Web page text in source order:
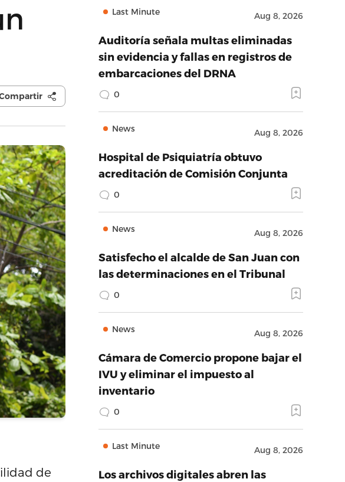
de
Last Minute Aug 8, 2026
Auditoría señala multas eliminadas
sin evidencia y fallas en registros de
embarcaciones del DRNA
0
News Aug 8, 2026
Hospital de Psiquiatría obtuvo
acreditación de Comisión Conjunta
0
News Aug 8, 2026
Satisfecho el alcalde de San Juan con
las determinaciones en el Tribunal
0
News Aug 8, 2026
Cámara de Comercio propone bajar el
IVU y eliminar el impuesto al
inventario
0
Last Minute Aug 8, 2026
Los archivos digitales abren las